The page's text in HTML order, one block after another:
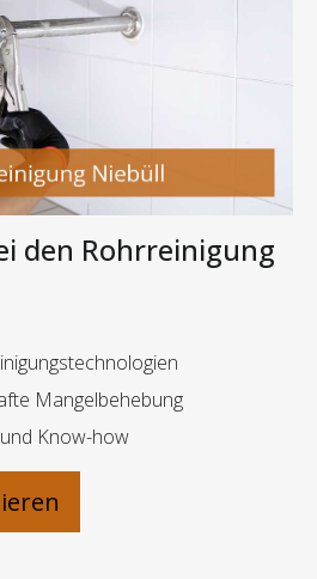
den Rohrreinigung
Mangelbehebung
Know-how